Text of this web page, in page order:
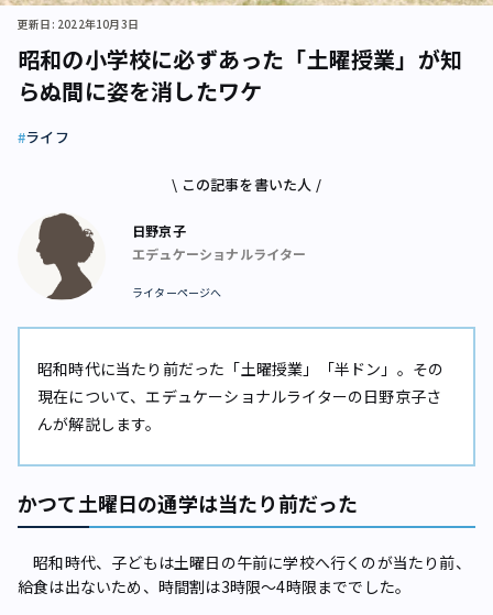
昭和の小学校に必ずあった「土曜授業」が知
らぬ間に姿を消したワケ
更新日: 2022年10月3日
ライフ
\ この記事を書いた人 /
日野京子
エデュケーショナルライター
ライターページへ
昭和時代に当たり前だった「土曜授業」「半ドン」。その
現在について、エデュケーショナルライターの日野京子さ
んが解説します。
かつて土曜日の通学は当たり前だった
昭和時代、子どもは土曜日の午前に学校へ行くのが当たり前、
給食は出ないため、時間割は3時限～4時限まででした。